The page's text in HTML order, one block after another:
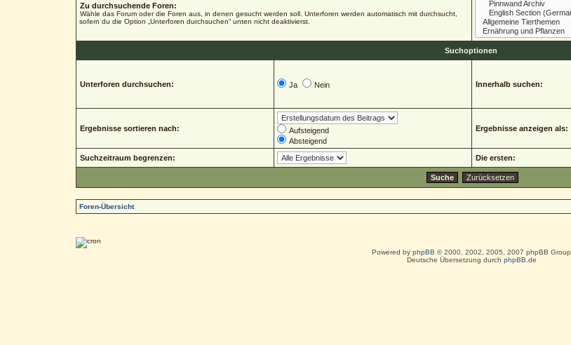
Zu durchsuchende Foren:
Wähle das Forum oder die Foren aus, in denen gesucht werden soll. Unterforen werden automatisch mit durchsucht,
sofern du die Option „Unterforen durchsuchen“ unten nicht deaktivierst.
Suchoptionen
Unterforen durchsuchen: Ja Nein Innerhalb suchen:
Ergebnisse sortieren nach:
Aufsteigend
Absteigend
Ergebnisse anzeigen als:
Suchzeitraum begrenzen: Die ersten:
Foren-Übersicht
Powered by phpBB © 2000, 2002, 2005, 2007 phpBB Group
Deutsche Übersetzung durch phpBB.de